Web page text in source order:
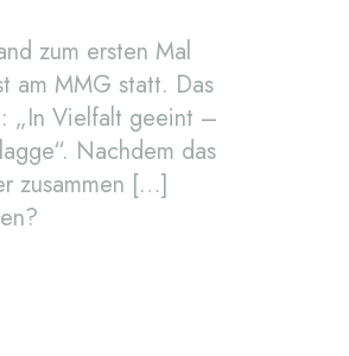
zum ersten Mal
am MMG statt. Das
„In Vielfalt geeint –
Nachdem das
zusammen […]